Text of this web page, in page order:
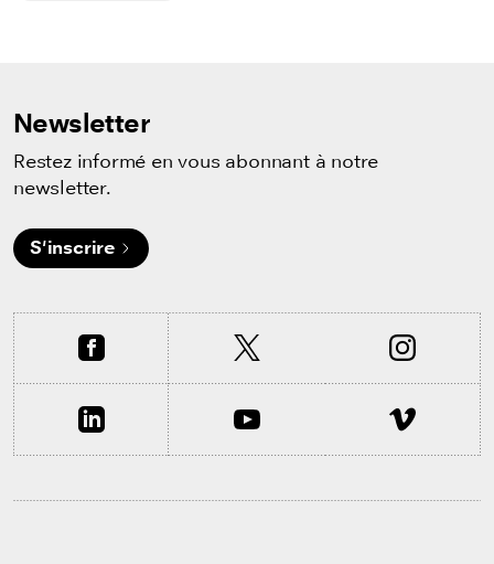
Newsletter
Restez informé en vous abonnant à notre
newsletter.
S'inscrire